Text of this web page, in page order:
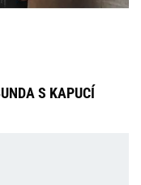
S KAPUCÍ